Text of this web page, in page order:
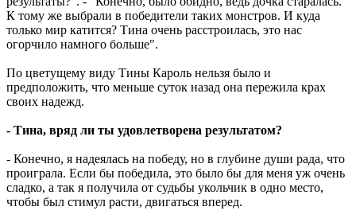
К тому же выбрали в победители таких монстров. И куда
только мир катится? Тина очень расстроилась, это нас
огорчило намного больше".
По цветущему виду Тины Кароль нельзя было и
предположить, что меньше суток назад она пережила крах
своих надежд.
- Тина, вряд ли ты удовлетворена результатом?
- Конечно, я надеялась на победу, но в глубине души рада, что
проиграла. Если бы победила, это было бы для меня уж очень
сладко, а так я получила от судьбы укольчик в одно место,
чтобы был стимул расти, двигаться вперед.